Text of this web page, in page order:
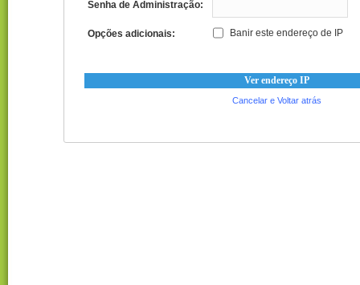
Senha de Administração:
Opções adicionais: Banir este endereço de IP
Cancelar e Voltar atrás